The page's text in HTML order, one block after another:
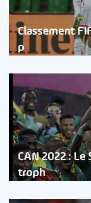
Classement
p
CAN 2022 :
troph